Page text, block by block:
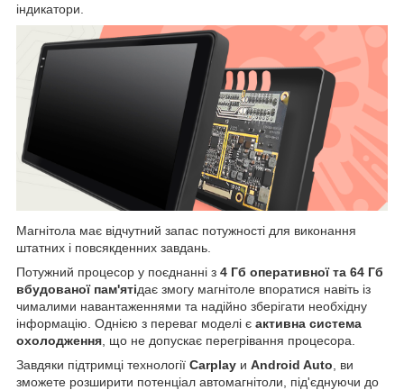
індикатори.
Магнітола має відчутний запас потужності для виконання
штатних і повсякденних завдань.
Потужний процесор у поєднанні з 4 Гб оперативної та 64 Гб
вбудованої пам'ятідає змогу магнітоле впоратися навіть із
чималими навантаженнями та надійно зберігати необхідну
інформацію. Однією з переваг моделі є активна система
охолодження , що не допускає перегрівання процесора.
Завдяки підтримці технології Carplay и Android Auto , ви
зможете розширити потенціал автомагнітоли, під'єднуючи до